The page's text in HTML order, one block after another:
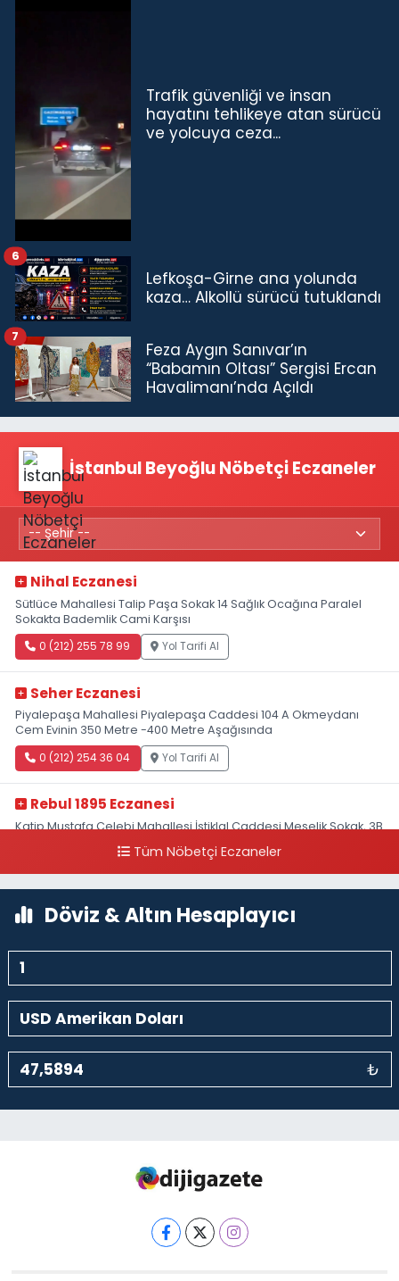
Trafik güvenliği ve insan
hayatını tehlikeye atan sürücü
ve yolcuya ceza...
Lefkoşa-Girne ana yolunda
kaza… Alkollü sürücü tutuklandı
6
Feza Aygın Sanıvar’ın
“Babamın Oltası” Sergisi Ercan
Havalimanı’nda Açıldı
7
İstanbul Beyoğlu Nöbetçi Eczaneler
Nihal Eczanesi
Sütlüce Mahallesi Talip Paşa Sokak 14 Sağlık Ocağına Paralel
Sokakta Bademlik Cami Karşısı
0 (212) 255 78 99 Yol Tarifi Al
Seher Eczanesi
Piyalepaşa Mahallesi Piyalepaşa Caddesi 104 A Okmeydanı
Cem Evinin 350 Metre -400 Metre Aşağısında
0 (212) 254 36 04 Yol Tarifi Al
Rebul 1895 Eczanesi
Katip Mustafa Çelebi Mahallesi İstiklal Caddesi Meşelik Sokak, 3B
Tüm Nöbetçi Eczaneler
Döviz & Altın Hesaplayıcı
₺